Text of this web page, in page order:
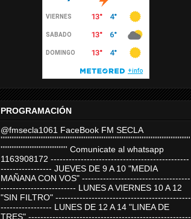
PROGRAMACIÓN
@fmsecla1061 FaceBook FM SECLA
'''''''''''''''''''''''''''''''''''''''''''''''''''''''''''''''''''''''''''''''''''''''''''''''''''''''''
''''''''''''''''''''''''''''''''''''' Comunicate al whatsapp
1163908172 ----------------------------------------------
----------------- JUEVES DE 9 A 10 "MEDIA
MAÑANA CON VOS" ------------------------------------
------------------------- LUNES A VIERNES 10 A 12
"SIN FILTRO" ---------------------------------------------
----------------- LUNES DE 12 A 14 "LINEA DE
TRES" ------------------------------------------------------